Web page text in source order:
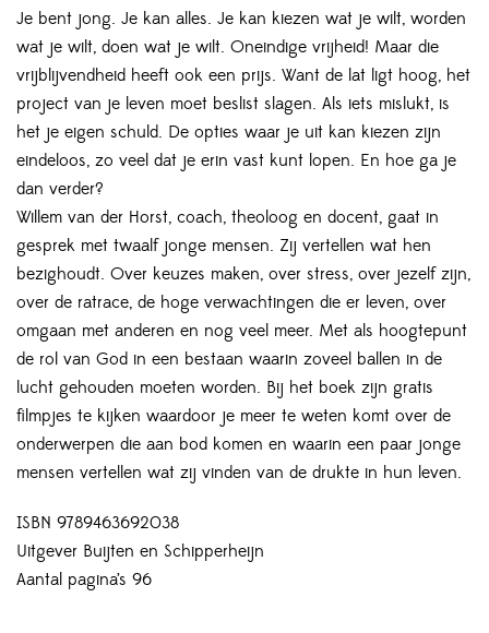
Je bent jong. Je kan alles. Je kan kiezen wat je wilt, worden
wat je wilt, doen wat je wilt. Oneindige vrijheid! Maar die
vrijblijvendheid heeft ook een prijs. Want de lat ligt hoog, het
project van je leven moet beslist slagen. Als iets mislukt, is
het je eigen schuld. De opties waar je uit kan kiezen zijn
eindeloos, zo veel dat je erin vast kunt lopen. En hoe ga je
dan verder?
Willem van der Horst, coach, theoloog en docent, gaat in
gesprek met twaalf jonge mensen. Zij vertellen wat hen
bezighoudt. Over keuzes maken, over stress, over jezelf zijn,
over de ratrace, de hoge verwachtingen die er leven, over
omgaan met anderen en nog veel meer. Met als hoogtepunt
de rol van God in een bestaan waarin zoveel ballen in de
lucht gehouden moeten worden. Bij het boek zijn gratis
filmpjes te kijken waardoor je meer te weten komt over de
onderwerpen die aan bod komen en waarin een paar jonge
mensen vertellen wat zij vinden van de drukte in hun leven.
ISBN 9789463692038
Uitgever Buijten en Schipperheijn
Aantal pagina’s 96